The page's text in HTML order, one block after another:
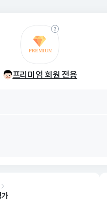
프리미엄 회원 전용